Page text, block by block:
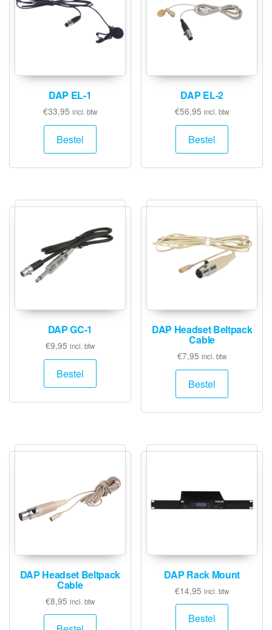
DAP EL-1
€33,95 incl. btw
Bestel
DAP EL-2
€56,95 incl. btw
Bestel
DAP GC-1
€9,95 incl. btw
Bestel
DAP Headset Beltpack
Cable
€7,95 incl. btw
Bestel
DAP Headset Beltpack
Cable
€8,95 incl. btw
DAP Rack Mount
€14,95 incl. btw
Bestel